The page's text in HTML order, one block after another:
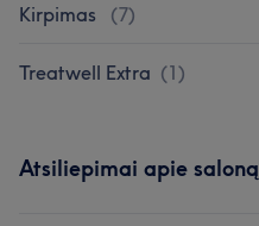
Kirpimas (7)
Treatwell Extra (1)
Atsiliepimai apie saloną